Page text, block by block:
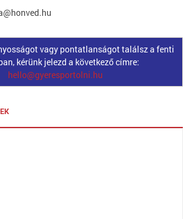
vagy pontatlanságot találsz a fenti
kérünk jelezd a következő címre:
hello@gyeresportolni.hu